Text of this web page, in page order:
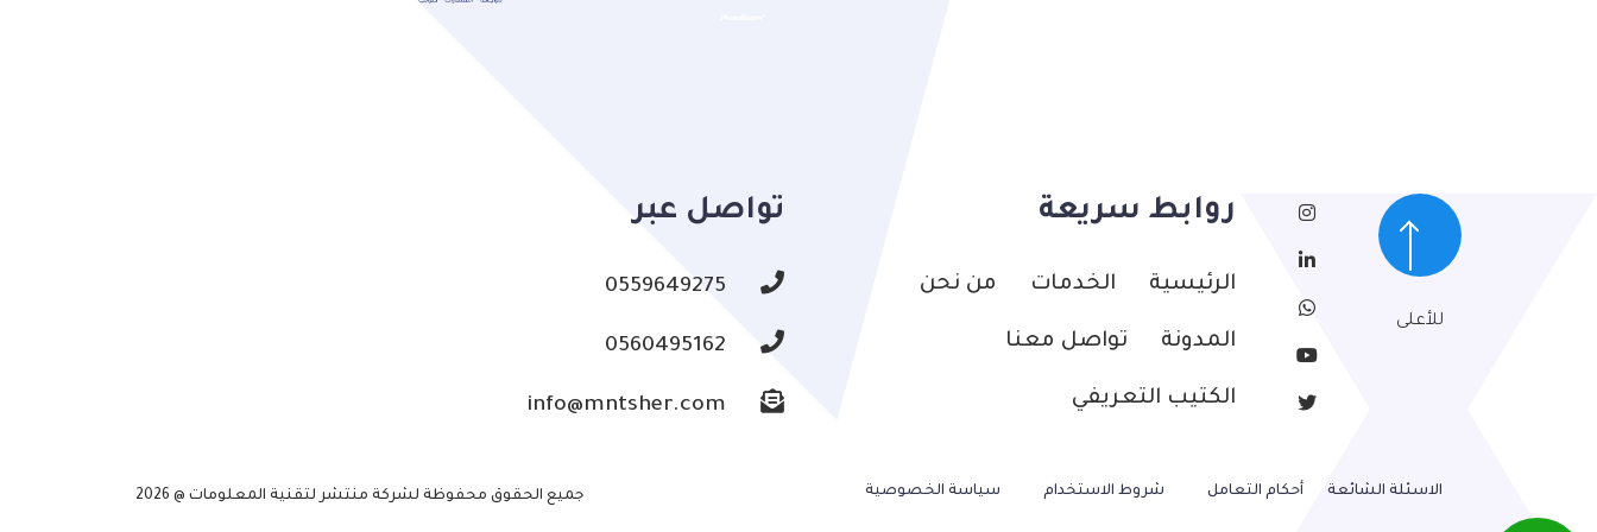
للأعلى
روابط سريعة
الرئيسية الخدمات من نحن
المدونة تواصل معنا
الكتيب التعريفي
تواصل عبر
0559649275
0560495162
info@mntsher.com
الاسئلة الشائعة أحكام التعامل شروط الاستخدام سياسة الخصوصية جميع الحقوق محفوظة لشركة منتشر لتقنية المعلومات @ 2026